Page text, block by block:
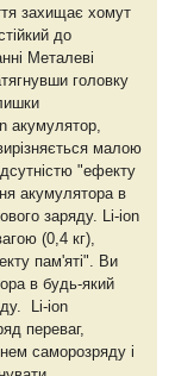
захищає хомут
до
Металеві
головку
акумулятор,
малою
"ефекту
акумулятора в
заряду. Li-ion
(0,4 кг),
пам'яті". Ви
в будь-який
Li-ion
переваг,
саморозряду і